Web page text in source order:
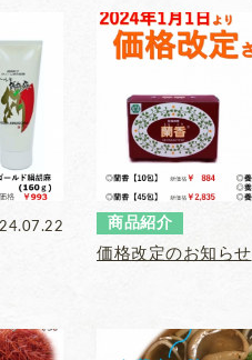
商品紹介
価格改定のお知らせ